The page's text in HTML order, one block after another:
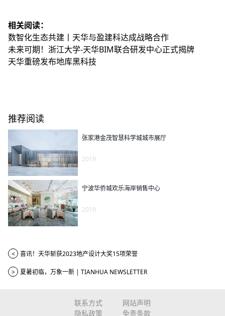
相关阅读：
数智化生态共建丨天华与盈建科达成战略合作
未来可期！浙江大学-天华BIM联合研发中心正式揭牌
天华重磅发布地库黑科技
推荐阅读
张家港金茂智慧科学城城市展厅
2019
宁波华侨城欢乐海岸销售中心
2019
< 喜讯！天华斩获2023地产设计大奖15项荣誉
> 夏暑初临，万象一新 | TIANHUA NEWSLETTER
联系方式
网站声明
隐私政策
免责条款